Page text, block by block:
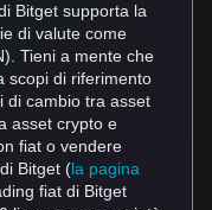
Bitget supporta la
di valute come
Tieni a mente che
scopi di riferimento
di cambio tra asset
asset crypto e
fiat o vendere
Bitget (la pagina
fiat di Bitget